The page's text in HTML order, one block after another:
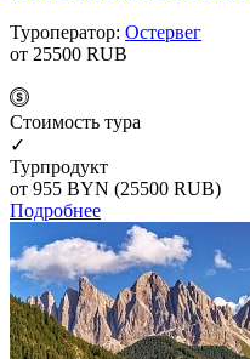
Туроператор: Остервег
от 25500 RUB
Cтоимость тура
✓
Турпродукт
от 955 BYN (25500 RUB)
Подробнее